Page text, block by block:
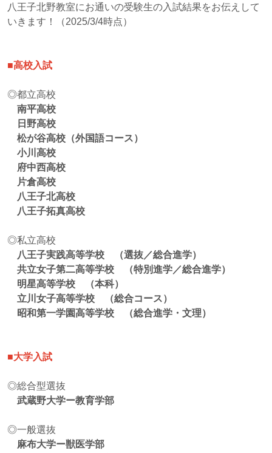
八王子北野教室にお通いの受験生の入試結果をお伝えして
いきます！（2025/3/4時点）
■高校入試
◎都立高校
南平高校
日野高校
松が谷高校（外国語コース）
小川高校
府中西高校
片倉高校
八王子北高校
八王子拓真高校
◎私立高校
八王子実践高等学校 （選抜／総合進学）
共立女子第二高等学校 （特別進学／総合進学）
明星高等学校 （本科）
立川女子高等学校 （総合コース）
昭和第一学園高等学校 （総合進学・文理）
■大学入試
◎総合型選抜
武蔵野大学ー教育学部
◎一般選抜
麻布大学ー獣医学部